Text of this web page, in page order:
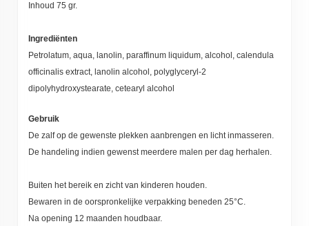
Inhoud 75 gr.
Ingrediënten
Petrolatum, aqua, lanolin, paraffinum liquidum, alcohol, calendula
officinalis extract, lanolin alcohol, polyglyceryl-2
dipolyhydroxystearate, cetearyl alcohol
Gebruik
De zalf op de gewenste plekken aanbrengen en licht inmasseren.
De handeling indien gewenst meerdere malen per dag herhalen.
Buiten het bereik en zicht van kinderen houden.
Bewaren in de oorspronkelijke verpakking beneden 25°C.
Na opening 12 maanden houdbaar.